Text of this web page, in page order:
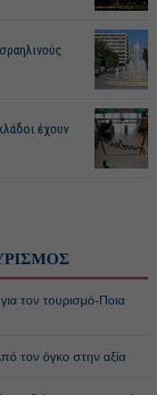
έχουν
τον τουρισμό-Ποια
τον όγκο στην αξία